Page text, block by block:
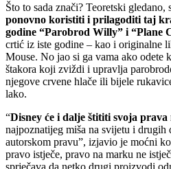
Što to sada znači? Teoretski gledano,
ponovno koristiti i prilagoditi taj
godine “Parobrod Willy” i “Plane
crtić iz iste godine – kao i originalne
Mouse. No jao si ga vama ako odete
štakora koji zviždi i upravlja
njegove crvene hlače ili bijele
lako.
“Disney će i dalje štititi svoja
najpoznatijeg miša na svijetu i
autorskom pravu”, izjavio je moćni
pravo istječe, pravo na marku ne
sprječava da netko drugi proizvodi